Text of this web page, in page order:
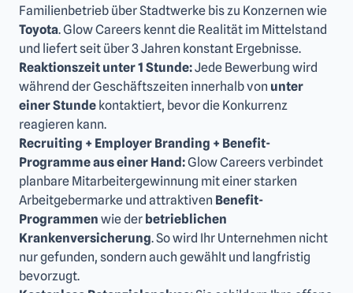
Familienbetrieb über Stadtwerke bis zu Konzernen wie
Toyota. Glow Careers kennt die Realität im Mittelstand
und liefert seit über 3 Jahren konstant Ergebnisse.
Reaktionszeit unter 1 Stunde:Jede Bewerbung wird
während der Geschäftszeiten innerhalb von unter
einer Stunde kontaktiert, bevor die Konkurrenz
reagieren kann.
Recruiting + Employer Branding + Benefit-
Programme aus einer Hand:Glow Careers verbindet
planbare Mitarbeitergewinnung mit einer starken
Arbeitgebermarke und attraktiven Benefit-
Programmen wie der betrieblichen
Krankenversicherung. So wird Ihr Unternehmen nicht
nur gefunden, sondern auch gewählt und langfristig
bevorzugt.